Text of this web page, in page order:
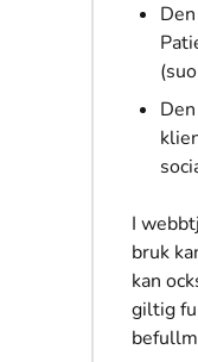
I
bruk
kan
giltig